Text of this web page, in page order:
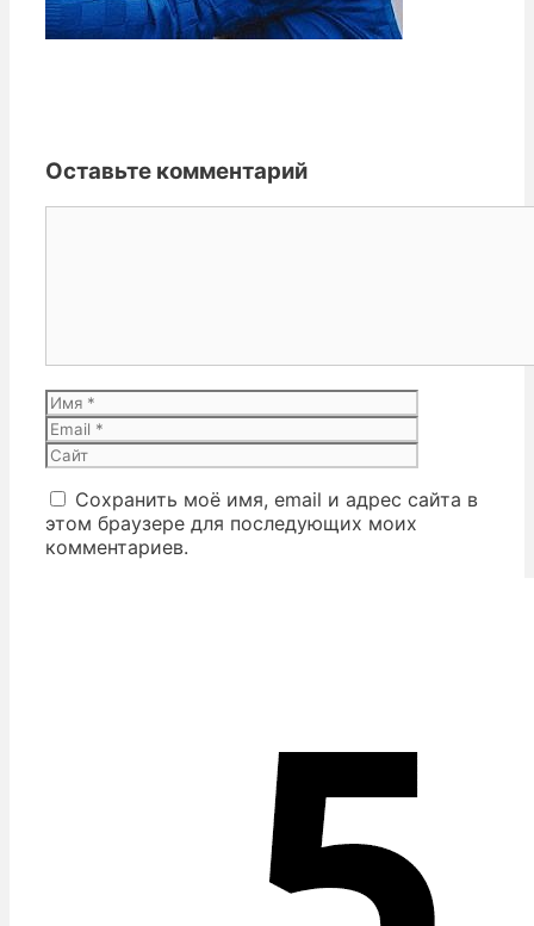
Оставьте комментарий
Имя
Сохранить моё имя, email и адрес сайта в
этом браузере для последующих моих
комментариев.